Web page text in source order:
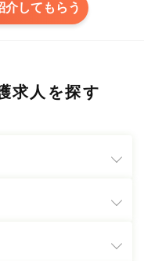
介してもらう
求人を探す